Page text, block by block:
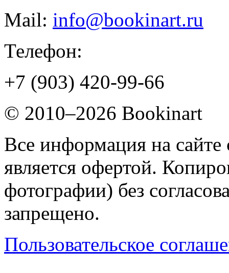
Mail: info@bookinart.ru
Телефон:
+7 (903) 420-99-66
© 2010–2026 Bookinart
Все информация на
является офертой.
фотографии) без
запрещено.
Пользовательское